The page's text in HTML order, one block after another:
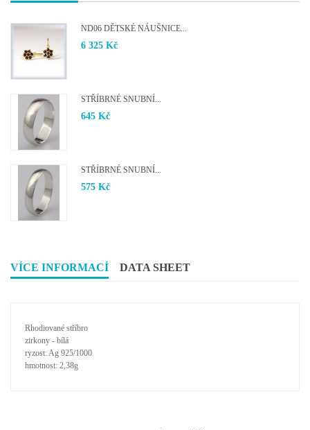
ND06 DĚTSKÉ NÁUŠNICE...
6 325 Kč
STŘÍBRNÉ SNUBNÍ...
645 Kč
STŘÍBRNÉ SNUBNÍ...
575 Kč
VÍCE INFORMACÍ DATA SHEET
Rhodiované stříbro
zirkony - bílá
ryzost: Ag 925/1000
hmotnost: 2,38g